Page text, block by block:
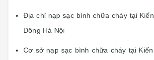
Địa chỉ nạp sạc bình chữa cháy tại
Đông Hà Nội
Cơ sở nạp sạc bình chữa cháy tại